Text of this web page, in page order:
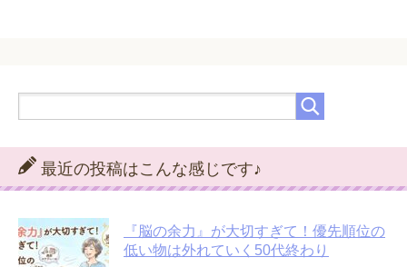
最近の投稿はこんな感じです♪
『脳の余力』が大切すぎて！優先順位の
低い物は外れていく50代終わり